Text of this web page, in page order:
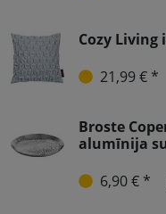
Cozy Living
21,99 € *
Broste
alumīnija
6,90 € *